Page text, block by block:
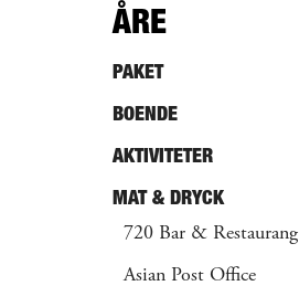
ÅRE
PAKET
BOENDE
AKTIVITETER
MAT & DRYCK
720 Bar & Restaurang
Asian Post Office